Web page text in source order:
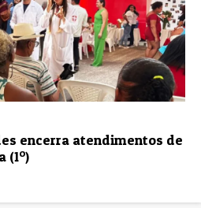
encerra atendimentos de
(1º)